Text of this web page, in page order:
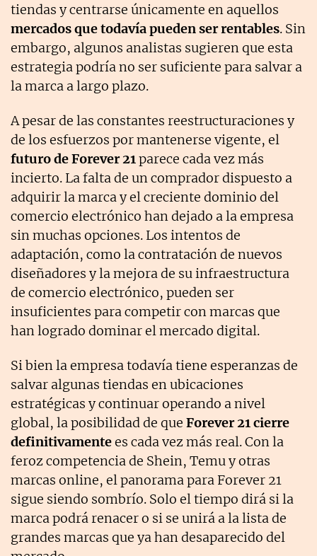
tiendas y centrarse únicamente en aquellos
mercados que todavía pueden ser rentables. Sin
embargo, algunos analistas sugieren que esta
estrategia podría no ser suficiente para salvar a
la marca a largo plazo.
A pesar de las constantes reestructuraciones y
de los esfuerzos por mantenerse vigente, el
futuro de Forever 21parece cada vez más
incierto. La falta de un comprador dispuesto a
adquirir la marca y el creciente dominio del
comercio electrónico han dejado a la empresa
sin muchas opciones. Los intentos de
adaptación, como la contratación de nuevos
diseñadores y la mejora de su infraestructura
de comercio electrónico, pueden ser
insuficientes para competir con marcas que
han logrado dominar el mercado digital.
Si bien la empresa todavía tiene esperanzas de
salvar algunas tiendas en ubicaciones
estratégicas y continuar operando a nivel
global, la posibilidad de que Forever 21 cierre
definitivamentees cada vez más real. Con la
feroz competencia de Shein, Temu y otras
marcas online, el panorama para Forever 21
sigue siendo sombrío. Solo el tiempo dirá si la
marca podrá renacer o si se unirá a la lista de
grandes marcas que ya han desaparecido del